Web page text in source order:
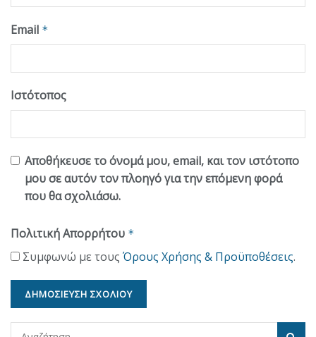
Email *
Ιστότοπος
Αποθήκευσε το όνομά μου, email, και τον ιστότοπο
μου σε αυτόν τον πλοηγό για την επόμενη φορά
που θα σχολιάσω.
Πολιτική Απορρήτου *
Συμφωνώ με τους Όρους Χρήσης & Προϋποθέσεις.